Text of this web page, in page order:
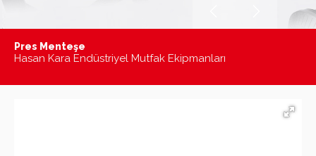
Mutfaktaki Sıcak Dostunuz
Hasan Kara Endüstriyel Mutfak Ekipmanları
Pres Menteşe
Hasan Kara Endüstriyel Mutfak Ekipmanları